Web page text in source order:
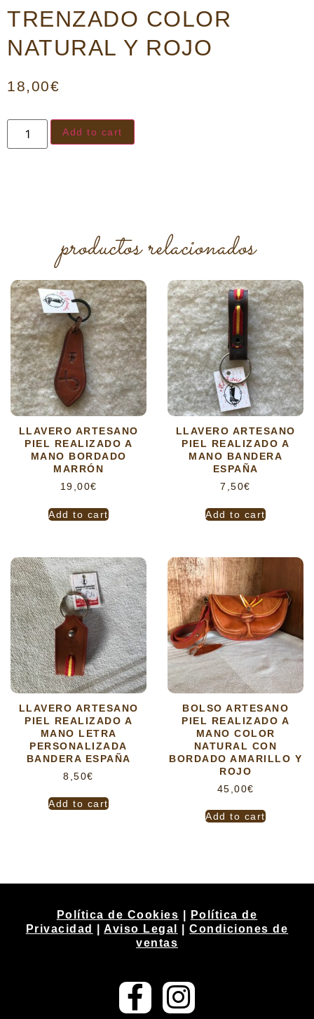
TRENZADO COLOR
NATURAL Y ROJO
18,00€
Add to cart
productos relacionados
LLAVERO ARTESANO
PIEL REALIZADO A
MANO BORDADO
MARRÓN
19,00€
Add to cart
LLAVERO ARTESANO
PIEL REALIZADO A
MANO BANDERA
ESPAÑA
7,50€
Add to cart
LLAVERO ARTESANO
PIEL REALIZADO A
MANO LETRA
PERSONALIZADA
BANDERA ESPAÑA
8,50€
Add to cart
BOLSO ARTESANO
PIEL REALIZADO A
MANO COLOR
NATURAL CON
BORDADO AMARILLO Y
ROJO
45,00€
Add to cart
Política de Cookies
Política de
Privacidad
|Aviso Legal |Condiciones de
ventas